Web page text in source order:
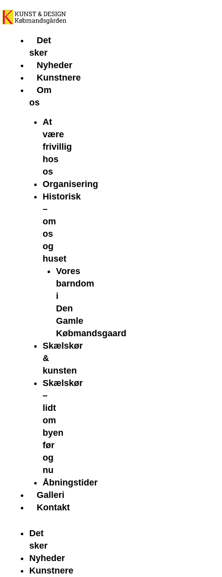
til
Det
sker
Nyheder
Kunstnere
Om
os
At
være
frivillig
hos
os
Organisering
Historisk
–
om
os
og
huset
Vores
barndom
i
Den
Gamle
Købmandsgaard
Skælskør
&
kunsten
Skælskør
–
lidt
om
byen
før
og
nu
Åbningstider
Galleri
Kontakt
Det
sker
Nyheder
Kunstnere